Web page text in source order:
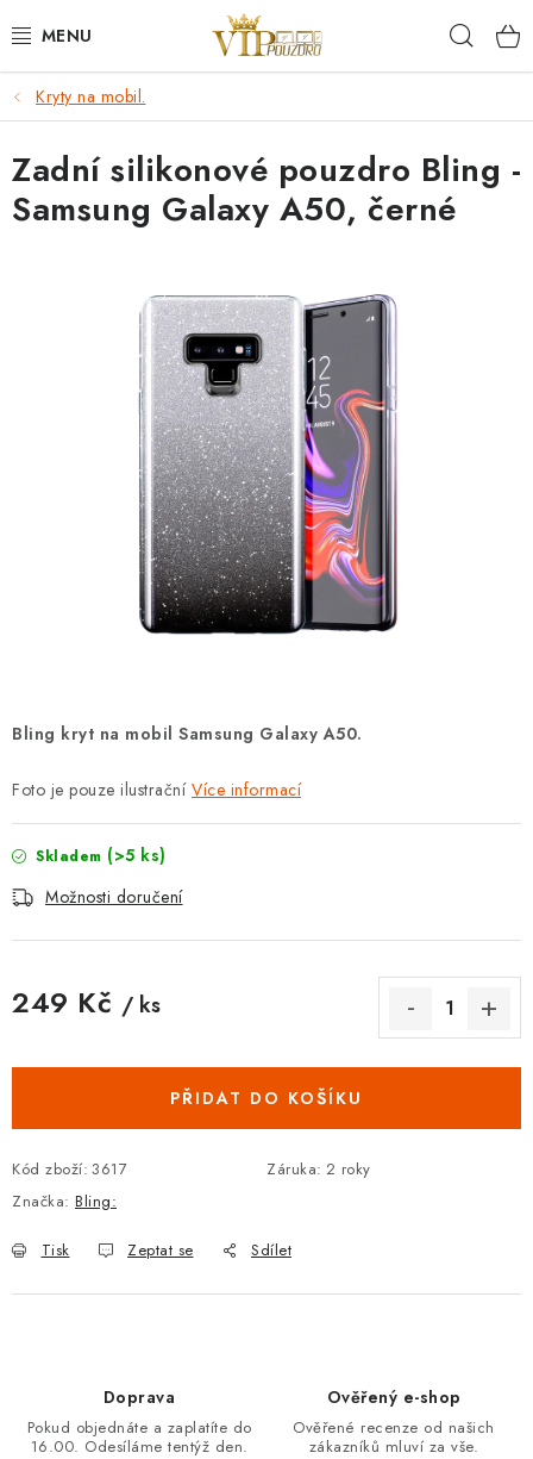
na
KRYTY NA MOBIL.
OCHRANA DISPLEJE - SKLO A FÓLIE
KABELY A NABÍJEČKY
DRŽÁKY A STOJÁNKY
BRAŠNY NA NOTEBOOKY
POUZDRA, OBALY NA APPLE AIRPODS
OBCHODNÍ PODMÍNKY
OCHRANA OSOBNÍCH ÚDAJŮ
HODNOCENÍ OBCHODU
VRÁCENÍ ZBOŽÍ A REKLAMACE
Ochrana osobních údajů
Kryty na mobil.
Bling kryt na mobil Samsung Galaxy A50.
Foto je pouze ilustrační Více informací
Skladem (>5 ks)
Možnosti doručení
249 Kč / ks
PŘIDAT DO KOŠÍKU
Kód zboží: 3617 Záruka: 2 roky
Značka: Bling:
Tisk Zeptat se Sdílet
Zadní silikonové pouzdro Bling -
Samsung Galaxy A50, černé
Doprava
Pokud objednáte a zaplatíte do
16.00. Odesíláme tentýž den.
Ověřený e-shop
Ověřené recenze od našich
zákazníků mluví za vše.